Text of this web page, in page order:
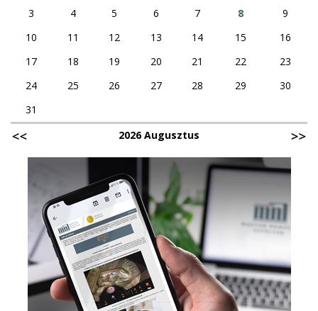
3
4 5 6 7 8
9
10
11 12 13 14 15
16
17
18 19 20 21 22
23
24
25 26 27 28 29
30
31
2026 Augusztus